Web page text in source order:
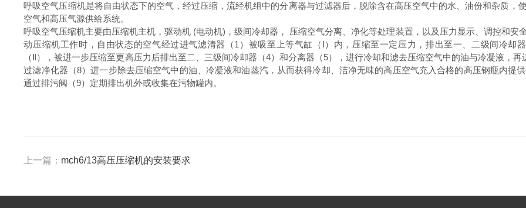
呼吸空气压缩机是将自由状态下的空气，经过压缩，流经机组中的分离器与过滤器后，脱除含在高压空气中的水、油份和杂质，
空气和高压气源供给系统。
呼吸空气压缩机主要由压缩机主机，驱动机 (电动机)，级间冷却器， 压缩空气分离、净化等处理装置，以及压力显示、调控和
动压缩机工作时，自由状态的空气经过进气滤清器（1）被吸至上等气缸（I）内，压缩至一定压力，排出至一、二级间冷却
（Ⅱ），被进一步压缩至更高压力后排出至二、三级间冷却器（4）和分离器（5），进行冷却和滤去压缩空气中的油与冷凝液，
过滤净化器（8）进一步除去压缩空气中的油、冷凝液和油蒸汽，从而获得冷却、洁净无味的高压空气充入合格的高压钢瓶内提
通过排污阀（9）定期排出机外或收集在污物罐内。
上一篇： mch6/13高压压缩机的安装要求